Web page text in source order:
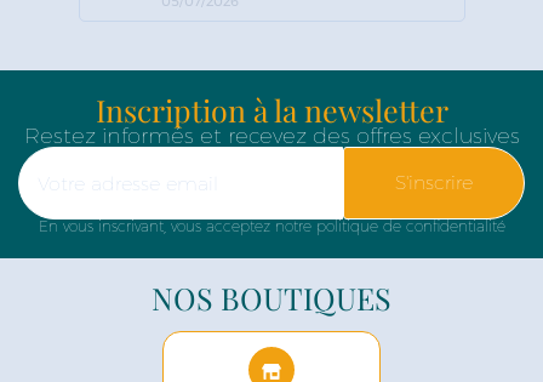
Inscription à la newsletter
Restez informés et recevez des offres exclusives
S'inscrire
En vous inscrivant, vous acceptez notre politique de confidentialité
NOS BOUTIQUES